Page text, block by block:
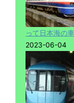
って日本海の
2023-06-04